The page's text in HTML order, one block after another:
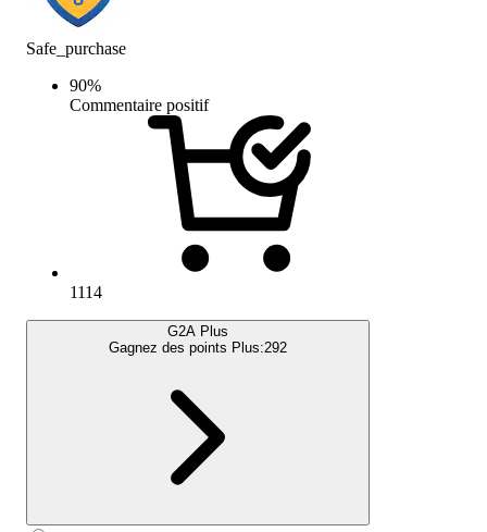
Safe_purchase
90%
Commentaire positif
1114
G2A Plus
Gagnez des points Plus:292